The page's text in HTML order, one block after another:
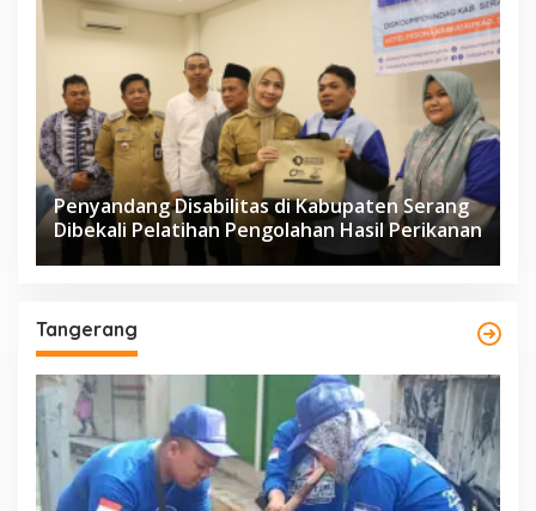
Penyandang Disabilitas di Kabupaten Serang
Dibekali Pelatihan Pengolahan Hasil Perikanan
Tangerang